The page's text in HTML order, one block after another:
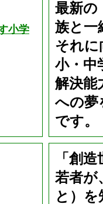
小学
最新の
族と一
それに
小・中
解決能
への夢
です。
「創
若者が
と）